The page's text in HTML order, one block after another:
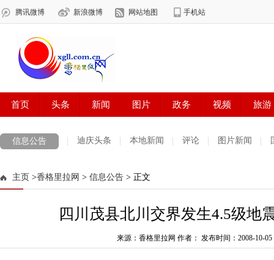
信息公告 迪庆头条 本地新闻 评论 图片新闻
主页 >香格里拉网 > 信息公告 > 正文
四川茂县北川交界发生4.5级地
来源：香格里拉网 作者： 发布时间：2008-10-05